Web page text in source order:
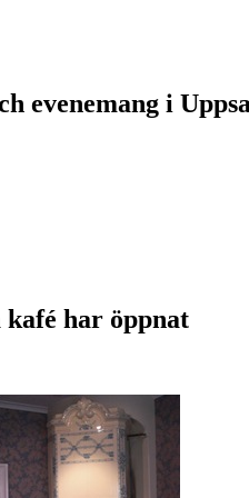
evenemang i
kafé har öppnat